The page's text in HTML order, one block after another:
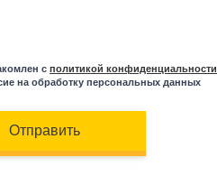
с политикой конфиденциальности
на обработку персональных данных
Отправить